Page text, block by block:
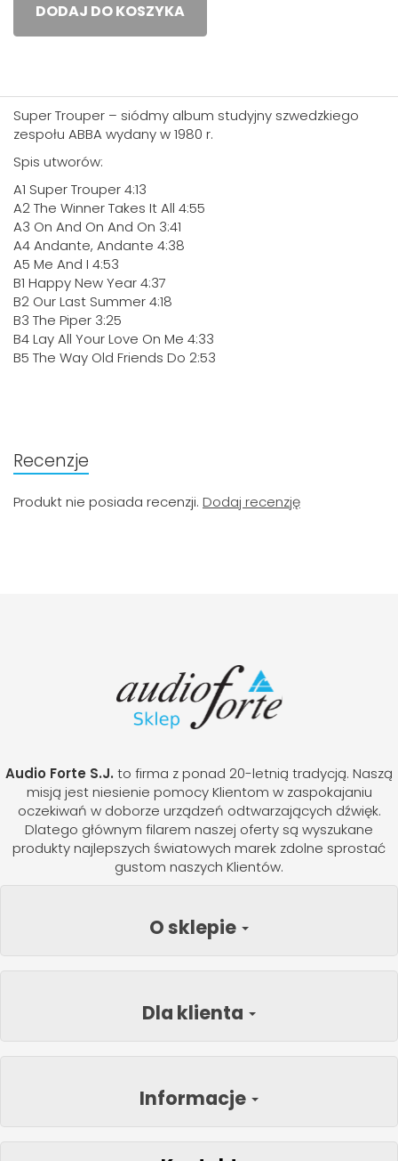
DODAJ DO KOSZYKA
Super Trouper – siódmy album studyjny szwedzkiego
zespołu ABBA wydany w 1980 r.
Spis utworów:
A1 Super Trouper 4:13
A2 The Winner Takes It All 4:55
A3 On And On And On 3:41
A4 Andante, Andante 4:38
A5 Me And I 4:53
B1 Happy New Year 4:37
B2 Our Last Summer 4:18
B3 The Piper 3:25
B4 Lay All Your Love On Me 4:33
B5 The Way Old Friends Do 2:53
Recenzje
Produkt nie posiada recenzji. Dodaj recenzję
Audio Forte S.J. to firma z ponad 20-letnią tradycją. Naszą
misją jest niesienie pomocy Klientom w zaspokajaniu
oczekiwań w doborze urządzeń odtwarzających dźwięk.
Dlatego głównym filarem naszej oferty są wyszukane
produkty najlepszych światowych marek zdolne sprostać
gustom naszych Klientów.
O sklepie
Dla klienta
Informacje